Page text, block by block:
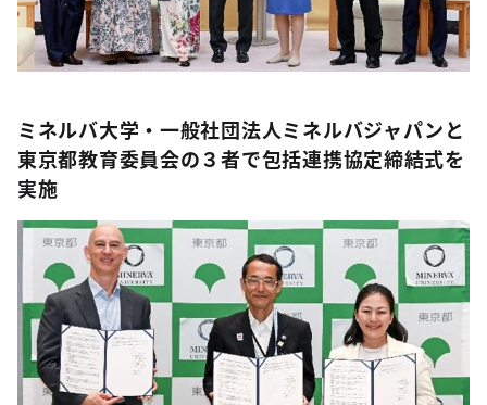
ミネルバ大学・一般社団法人ミネルバジャパンと
東京都教育委員会の３者で包括連携協定締結式を
実施